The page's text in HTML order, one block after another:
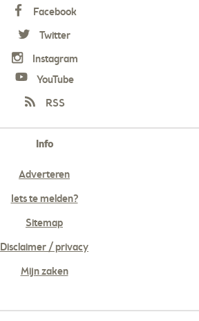
Facebook
Twitter
Instagram
YouTube
RSS
Info
Adverteren
Iets te melden?
Sitemap
Disclaimer / privacy
Mijn zaken